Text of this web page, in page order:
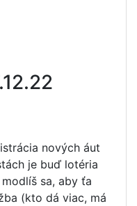
nových áut
je buď lotéria
sa, aby ťa
(kto dá viac, má